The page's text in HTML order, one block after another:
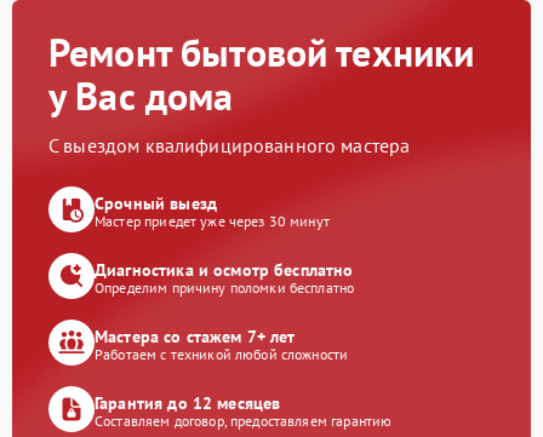
Ремонт бытовой техники
у Вас дома
С выездом квалифицированного мастера
Срочный выезд
Мастер приедет уже через 30 минут
Диагностика и осмотр бесплатно
Определим причину поломки бесплатно
Мастера со стажем 7+ лет
Работаем с техникой любой сложности
Гарантия до 12 месяцев
Составляем договор, предоставляем гарантию